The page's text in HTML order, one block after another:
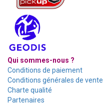
Qui sommes-nous ?
Conditions de paiement
Conditions générales de vente
Charte qualité
Partenaires